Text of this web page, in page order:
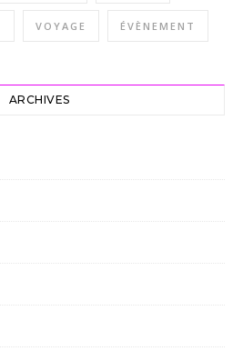
VOYAGE ÉVÈNEMENT
ARCHIVES